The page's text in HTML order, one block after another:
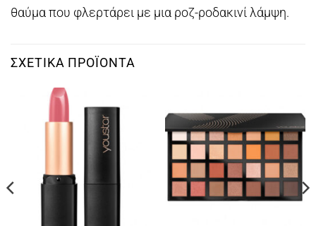
θαύμα που φλερτάρει με μια ροζ-ροδακινί λάμψη.
ΣΧΕΤΙΚΆ ΠΡΟΪΌΝΤΑ